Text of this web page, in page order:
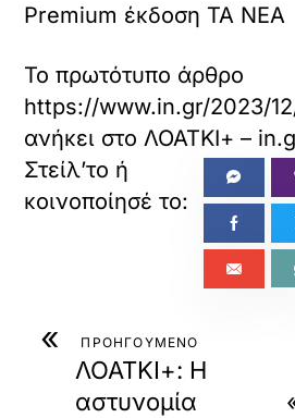
Premium έκδοση TA NEA
Το πρωτότυπο άρθρο
https://www.in.gr/2023/
ανήκει στοΛΟΑΤΚΙ+ –
« ΠΡΟΗΓΟΥΜΕΝΟ
ΛΟΑΤΚΙ+: Η
αστυνομία